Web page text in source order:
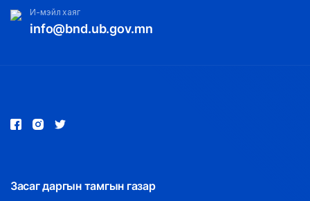
И-мэйл хаяг
info@bnd.ub.gov.mn
Засаг даргын тамгын газар